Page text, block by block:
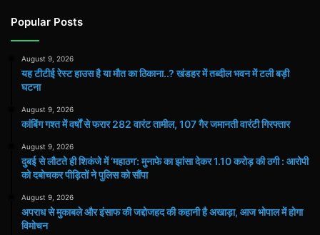
Popular Posts
August 9, 2026
यह टीटीई रेस्ट हाउस है या मौत का ठिकाना..? खंडहर में तब्दील भवन में टली बड़ी
घटना
August 9, 2026
कांबिंग गश्त में वर्षों से फरार 282 वारंट तामील, 107 गैर जमानती वारंटी गिरफ्तार
August 9, 2026
दुबई से लौटते ही शिकंजे में ‘महाठग’: मुनाफे का झांसा देकर 1.10 करोड़ की ठगी : आरोपी
को दबोचकर पीड़ितों ने पुलिस को सौंपा
August 9, 2026
अपराध से मुकाबले और इंसाफ की जद्दोजहद की कहानी है अखाड़ा, आज भोपाल में होगा
विमोचन